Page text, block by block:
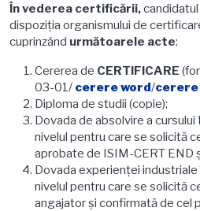
În vederea certificării,
dispoziţia organismului de
cuprinzând următoarele acte:
Cererea de CERTIFICARE
03-01/ cerere word/
Diploma de studii (copie);
Dovada de absolvire a
nivelul pentru care se solicită
aprobate de ISIM-CERT END
Dovada experienţei
nivelul pentru care se solicită
angajator și confirmată de cel